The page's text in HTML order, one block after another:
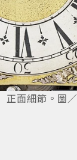
正面細節。圖